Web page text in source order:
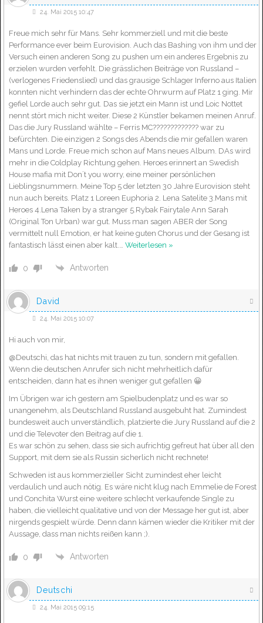
24. Mai 2015 10:47
Freue mich sehr für Mans. Sehr kommerziell und mit die beste
Performance ever beim Eurovision. Auch das Bashing von ihm und der
Versuch einen anderen Song zu pushen um ein anderes Ergebnis zu
erzielen wurden verfehlt. Die grässlichen Beiträge von Russland –
(verlogenes Friedenslied) und das grausige Schlager Inferno aus Italien
konnten nicht verhindern das der echte Ohrwurm auf Platz 1 ging. Mir
gefiel Lorde auch sehr gut. Das sie jetzt ein Mann ist und Loic Nottet
nennt stört mich nicht weiter. Diese 2 Künstler bekamen meinen Anruf.
Das die Jury Russland wählte – Ferris MC????????????? war zu
befürchten. Die einzigen 2 Songs des Abends die mir gefallen waren
Mans und Lorde. Freue mich schon auf Mans neues Album. DAs wird
mehr in die Coldplay Richtung gehen. Heroes erinnert an Swedish
House mafia mit Don´t you worry, eine meiner persönlichen
Lieblingsnummern. Meine Top 5 der letzten 30 Jahre Eurovision steht
nun auch bereits. Platz 1 Loreen Euphoria 2. Lena Satelite 3.Mans mit
Heroes 4.Lena Taken by a stranger 5.Rybak Fairytale Ann Sarah
(Original Ton Urban) war gut. Muss man sagen ABER der Song
vermittelt null Emotion, er hat keine guten Chorus und der Gesang ist
fantastisch lässt einen aber kalt.
…Weiterlesen »
0 Antworten
David
24. Mai 2015 10:07
Hi auch von mir,
@Deutschi, das hat nichts mit trauen zu tun, sondern mit gefallen.
Wenn die deutschen Anrufer sich nicht mehrheitlich dafür
entscheiden, dann hat es ihnen weniger gut gefallen 😀
Im Übrigen war ich gestern am Spielbudenplatz und es war so
unangenehm, als Deutschland Russland ausgebuht hat. Zumindest
bundesweit auch unverständlich, platzierte die Jury Russland auf die 2
und die Televoter den Beitrag auf die 1.
Es war schön zu sehen, dass sie sich aufrichtig gefreut hat über all den
Support, mit dem sie als Russin sicherlich nicht rechnete!
Schweden ist aus kommerzieller Sicht zumindest eher leicht
verdaulich und auch nötig. Es wäre nicht klug nach Emmelie de Forest
und Conchita Wurst eine weitere schlecht verkaufende Single zu
haben, die vielleicht qualitative und von der Message her gut ist, aber
nirgends gespielt würde. Denn dann kämen wieder die Kritiker mit der
Aussage, dass man nichts reißen kann ;).
0 Antworten
Deutschi
24. Mai 2015 09:15